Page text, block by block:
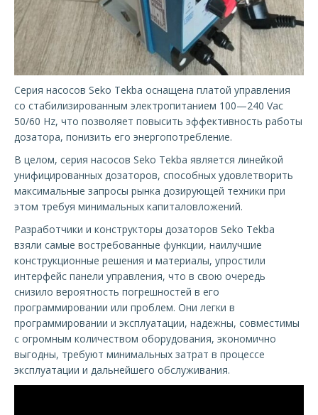
Серия насосов Seko Tekba оснащена платой управления
со стабилизированным электропитанием 100—240 Vac
50/60 Hz, что позволяет повысить эффективность работы
дозатора, понизить его энергопотребление.
В целом, серия насосов Seko Tekba является линейкой
унифицированных дозаторов, способных удовлетворить
максимальные запросы рынка дозирующей техники при
этом требуя минимальных капиталовложений.
Разработчики и конструкторы дозаторов Seko Tekba
взяли самые востребованные функции, наилучшие
конструкционные решения и материалы, упростили
интерфейс панели управления, что в свою очередь
снизило вероятность погрешностей в его
программировании или проблем. Они легки в
программировании и эксплуатации, надежны, совместимы
с огромным количеством оборудования, экономично
выгодны, требуют минимальных затрат в процессе
эксплуатации и дальнейшего обслуживания.